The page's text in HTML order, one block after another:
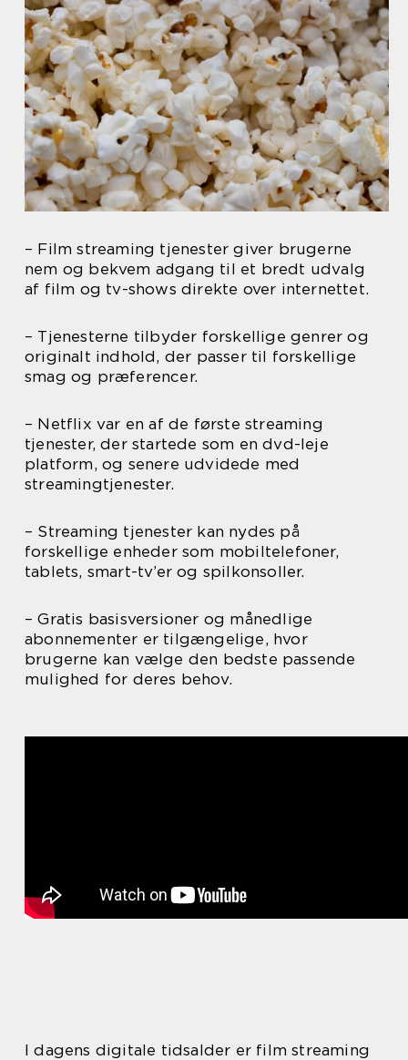
– Film streaming tjenester giver brugerne
nem og bekvem adgang til et bredt udvalg
af film og tv-shows direkte over internettet.
– Tjenesterne tilbyder forskellige genrer og
originalt indhold, der passer til forskellige
smag og præferencer.
– Netflix var en af de første streaming
tjenester, der startede som en dvd-leje
platform, og senere udvidede med
streamingtjenester.
– Streaming tjenester kan nydes på
forskellige enheder som mobiltelefoner,
tablets, smart-tv’er og spilkonsoller.
– Gratis basisversioner og månedlige
abonnementer er tilgængelige, hvor
brugerne kan vælge den bedste passende
mulighed for deres behov.
I dagens digitale tidsalder er film streaming